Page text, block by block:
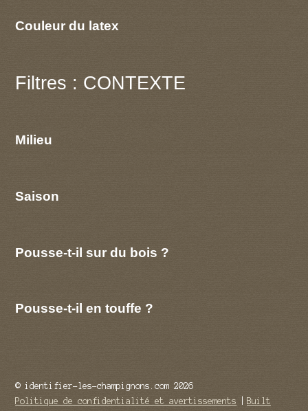
Couleur du latex
Filtres : CONTEXTE
Milieu
Saison
Pousse-t-il sur du bois ?
Pousse-t-il en touffe ?
© identifier-les-champignons.com 2026
Politique de confidentialité et avertissements
Built